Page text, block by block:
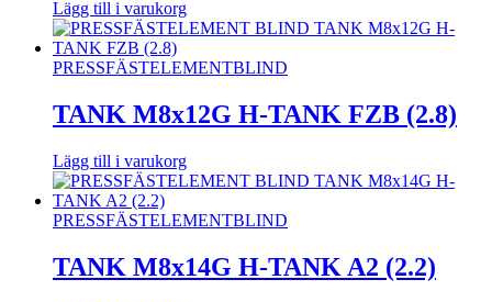
Lägg till i varukorg
PRESSFÄSTELEMENTBLIND
TANK M8x12G H-TANK FZB (2.8)
Lägg till i varukorg
PRESSFÄSTELEMENTBLIND
TANK M8x14G H-TANK A2 (2.2)